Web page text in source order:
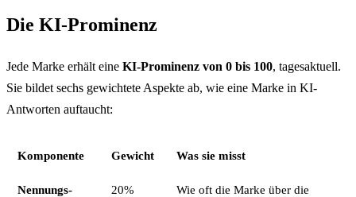
Die KI-Prominenz
Jede Marke erhält eine KI-Prominenz von 0 bis 100, tagesaktuell.
Sie bildet sechs gewichtete Aspekte ab, wie eine Marke in KI-
Antworten auftaucht:
Komponente Gewicht Was sie misst
Nennungs-
20%
Wie oft die Marke über die